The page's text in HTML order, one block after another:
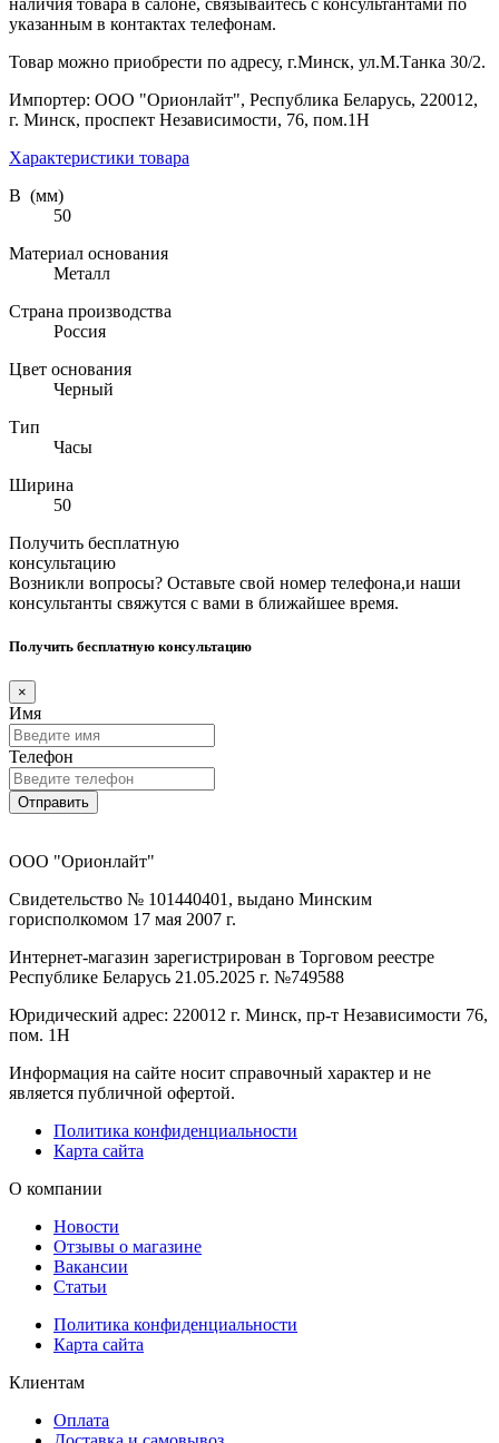
указанным в контактах телефонам.
Товар можно приобрести по адресу, г.Минск, ул.М.Танка 30/2.
Импортер: ООО "Орионлайт", Республика Беларусь, 220012,
г. Минск, проспект Независимости, 76, пом.1Н
Характеристики товара
В (мм)
50
Материал основания
Металл
Страна производства
Россия
Цвет основания
Черный
Тип
Часы
Ширина
50
Получить бесплатную
консультацию
Возникли вопросы? Оставьте свой номер телефона,и наши
консультанты свяжутся с вами в ближайшее время.
Получить бесплатную консультацию
×
Имя
Телефон
Отправить
ООО "Орионлайт"
Свидетельство № 101440401, выдано Минским
горисполкомом 17 мая 2007 г.
Интернет-магазин зарегистрирован в Торговом реестре
Республике Беларусь 21.05.2025 г. №749588
Юридический адрес: 220012 г. Минск, пр-т Независимости 76,
пом. 1Н
Информация на сайте носит справочный характер и не
является публичной офертой.
Политика конфиденциальности
Карта сайта
О компании
Новости
Отзывы о магазине
Вакансии
Статьи
Политика конфиденциальности
Карта сайта
Клиентам
Оплата